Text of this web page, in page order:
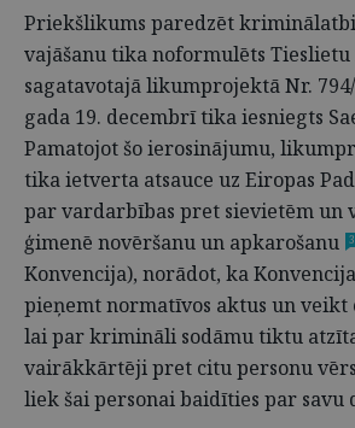
Priekšlikums paredzēt
vajāšanu tika noformulēts
sagatavotajā likumprojektā Nr.
gada 19. decembrī tika iesniegts
Pamatojot šo ierosinājumu,
tika ietverta atsauce uz Eiropas
par vardarbības pret sievietēm un
ģimenē novēršanu un apkarošanu
3
Konvencija), norādot, ka
pieņemt normatīvos aktus un veikt
lai par krimināli sodāmu tiktu
vairākkārtēji pret citu personu
liek šai personai baidīties par savu